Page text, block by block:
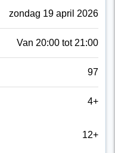
zondag 19 april 2026
Van 20:00 tot 21:00
97
4+
12+